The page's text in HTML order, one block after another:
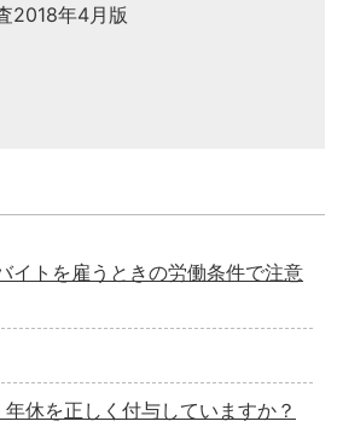
2018年4月版
イトを雇うときの労働条件で注意
休を正しく付与していますか？